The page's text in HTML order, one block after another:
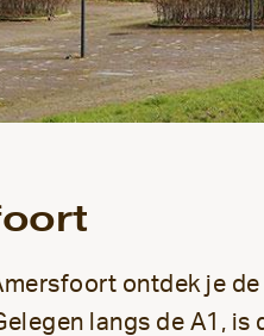
ontdek je
langs de A1, is